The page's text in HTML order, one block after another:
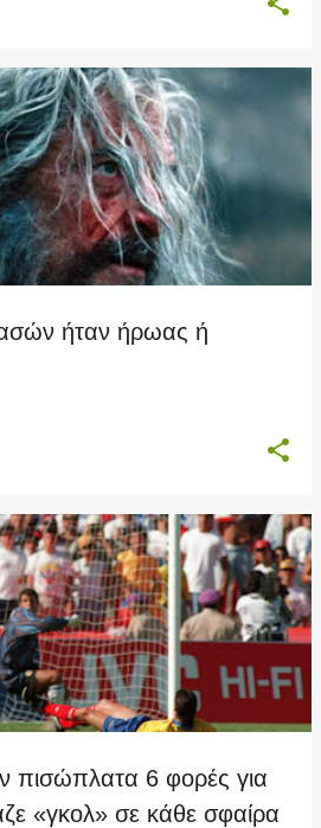
ήταν ήρωας ή
πισώπλατα 6 φορές για
«γκολ» σε κάθε σφαίρα